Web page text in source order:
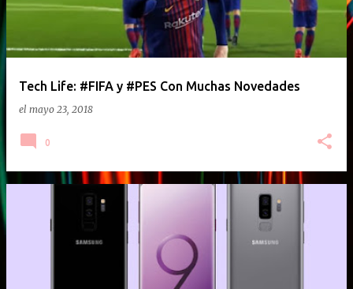
r
a
d
Tech Life: #FIFA y #PES Con Muchas Novedades
el mayo 23, 2018
0